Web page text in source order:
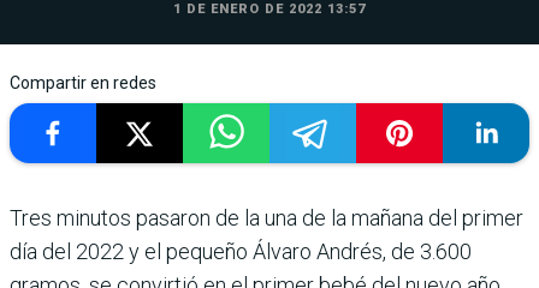
1 DE ENERO DE 2022 13:57
Compartir en redes
Tres minutos pasaron de la una de la mañana del primer
día del 2022 y el pequeño Álvaro Andrés, de 3.600